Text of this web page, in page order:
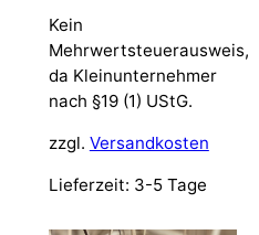
Kein
Mehrwertsteuerausweis,
da Kleinunternehmer
nach §19 (1) UStG.
zzgl. Versandkosten
Lieferzeit: 3-5 Tage